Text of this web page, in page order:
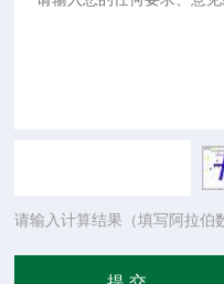
请输入计算结果（填写阿拉伯